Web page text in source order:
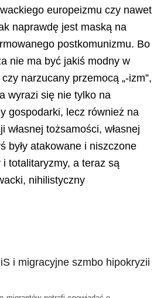
europeizmu czy nawet
naprawdę jest maską na
postkomunizmu. Bo
nie ma być jakiś modny w
narzucany przemocą „-izm”,
wyrazi się nie tylko na
gospodarki, lecz również na
własnej tożsamości, własnej
były atakowane i niszczone
totalitaryzmy, a teraz są
nihilistyczny
i migracyjne szmbo hipokryzii